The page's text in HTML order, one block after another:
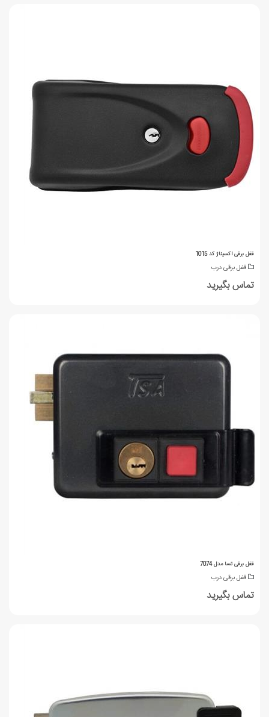
قفل برقی اکسیناژ کد 1015
قفل برقی درب
تماس بگیرید
قفل برقی تسا مدل 7074
قفل برقی درب
تماس بگیرید